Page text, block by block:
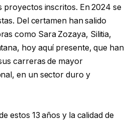
proyectos inscritos. En 2024 se
Del certamen han salido
como Sara Zozaya, Silitia,
hoy aquí presente, que han
carreras de mayor
en un sector duro y
estos 13 años y la calidad de